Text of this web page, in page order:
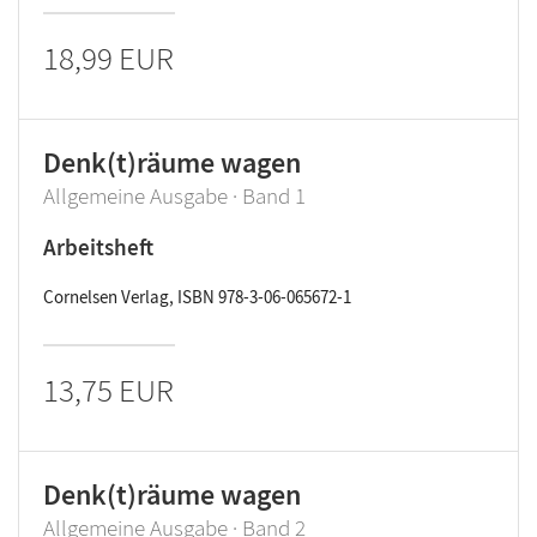
18,99 EUR
Denk(t)räume wagen
Allgemeine Ausgabe · Band 1
Arbeitsheft
Cornelsen Verlag, ISBN 978-3-06-065672-1
13,75 EUR
Denk(t)räume wagen
Allgemeine Ausgabe · Band 2